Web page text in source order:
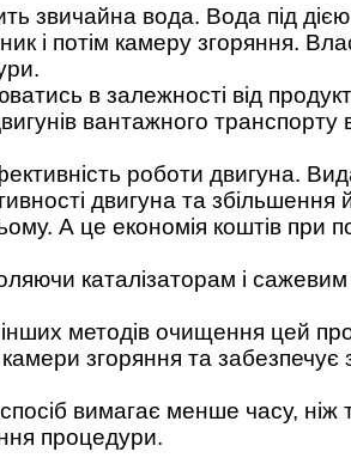
звичайна вода. Вода під
і потім камеру згоряння.
в залежності від
вантажного транспорту
роботи двигуна.
двигуна та
А це економія коштів при
каталізаторам і
методів очищення цей
згоряння та
вимагає менше часу, ніж
процедури.